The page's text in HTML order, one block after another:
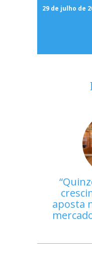
29 de julho de
aposta